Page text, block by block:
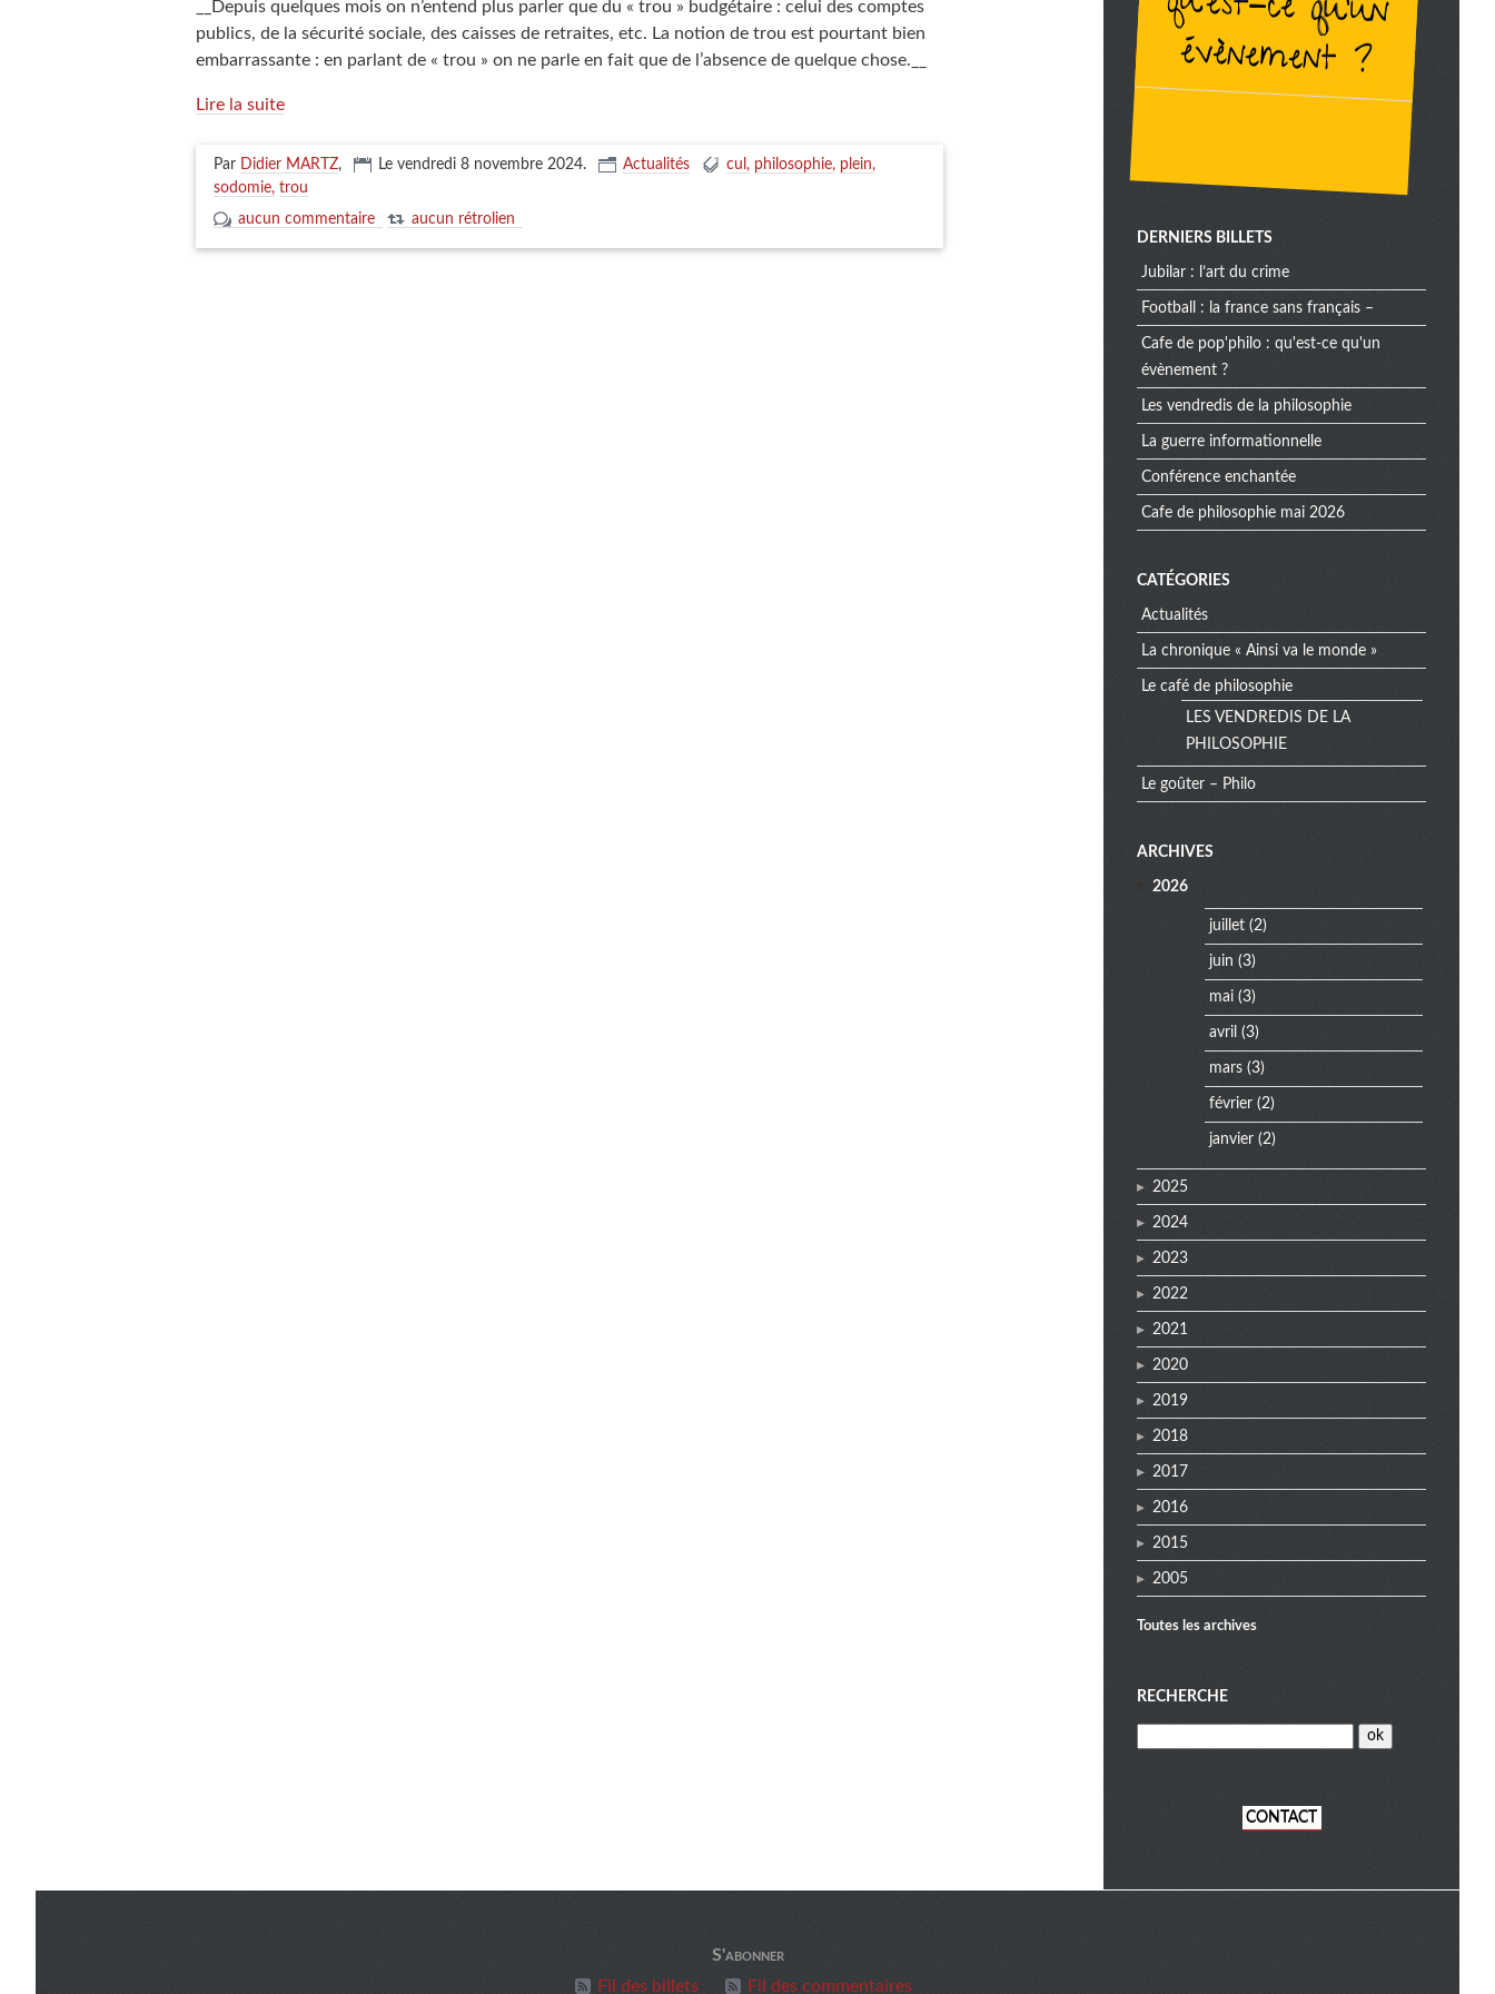
__Depuis quelques mois on n’entend plus parler que du « trou » budgétaire : celui des comptes
publics, de la sécurité sociale, des caisses de retraites, etc. La notion de trou est pourtant bien
embarrassante : en parlant de « trou » on ne parle en fait que de l’absence de quelque chose.__
Lire la suite
Par Didier MARTZ, Le vendredi 8 novembre 2024. Actualités cul philosophie plein
sodomie trou
aucun commentaire
aucun rétrolien
évènement ?
DERNIERS BILLETS
jubilar : l’art du crime
football : la france sans français –
cafe de pop'philo : qu'est-ce qu'un
évènement ?
les vendredis de la philosophie
la guerre informationnelle
conférence enchantée
cafe de philosophie mai 2026
CATÉGORIES
Actualités
La chronique « Ainsi va le monde »
Le café de philosophie
LES VENDREDIS DE LA
PHILOSOPHIE
Le goûter – Philo
ARCHIVES
2026
juillet(2)
juin (3)
mai(3)
avril (3)
mars(3)
février(2)
janvier(2)
2025
2024
2023
2022
2021
2020
2019
2018
2017
2016
2015
2005
Toutes les archives
RECHERCHE
CONTACT
S'abonner
Fil des billets
Fil des commentaires